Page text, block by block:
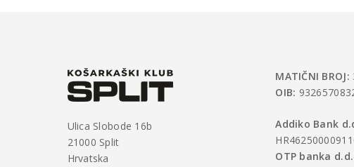
Ulica Slobode 16b
21000 Split
Hrvatska
MATIČNI BROJ:
OIB:
Addiko Bank
OTP banka d.d.